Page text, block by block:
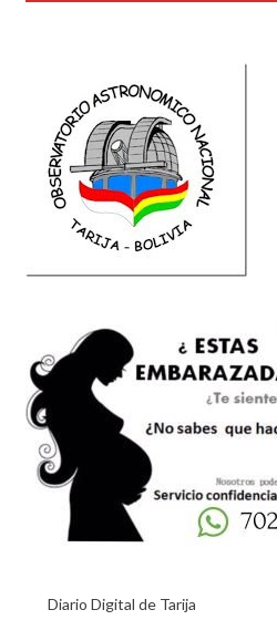
Diario Digital de Tarija